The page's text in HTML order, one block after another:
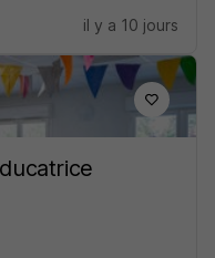
il y a 10 jours